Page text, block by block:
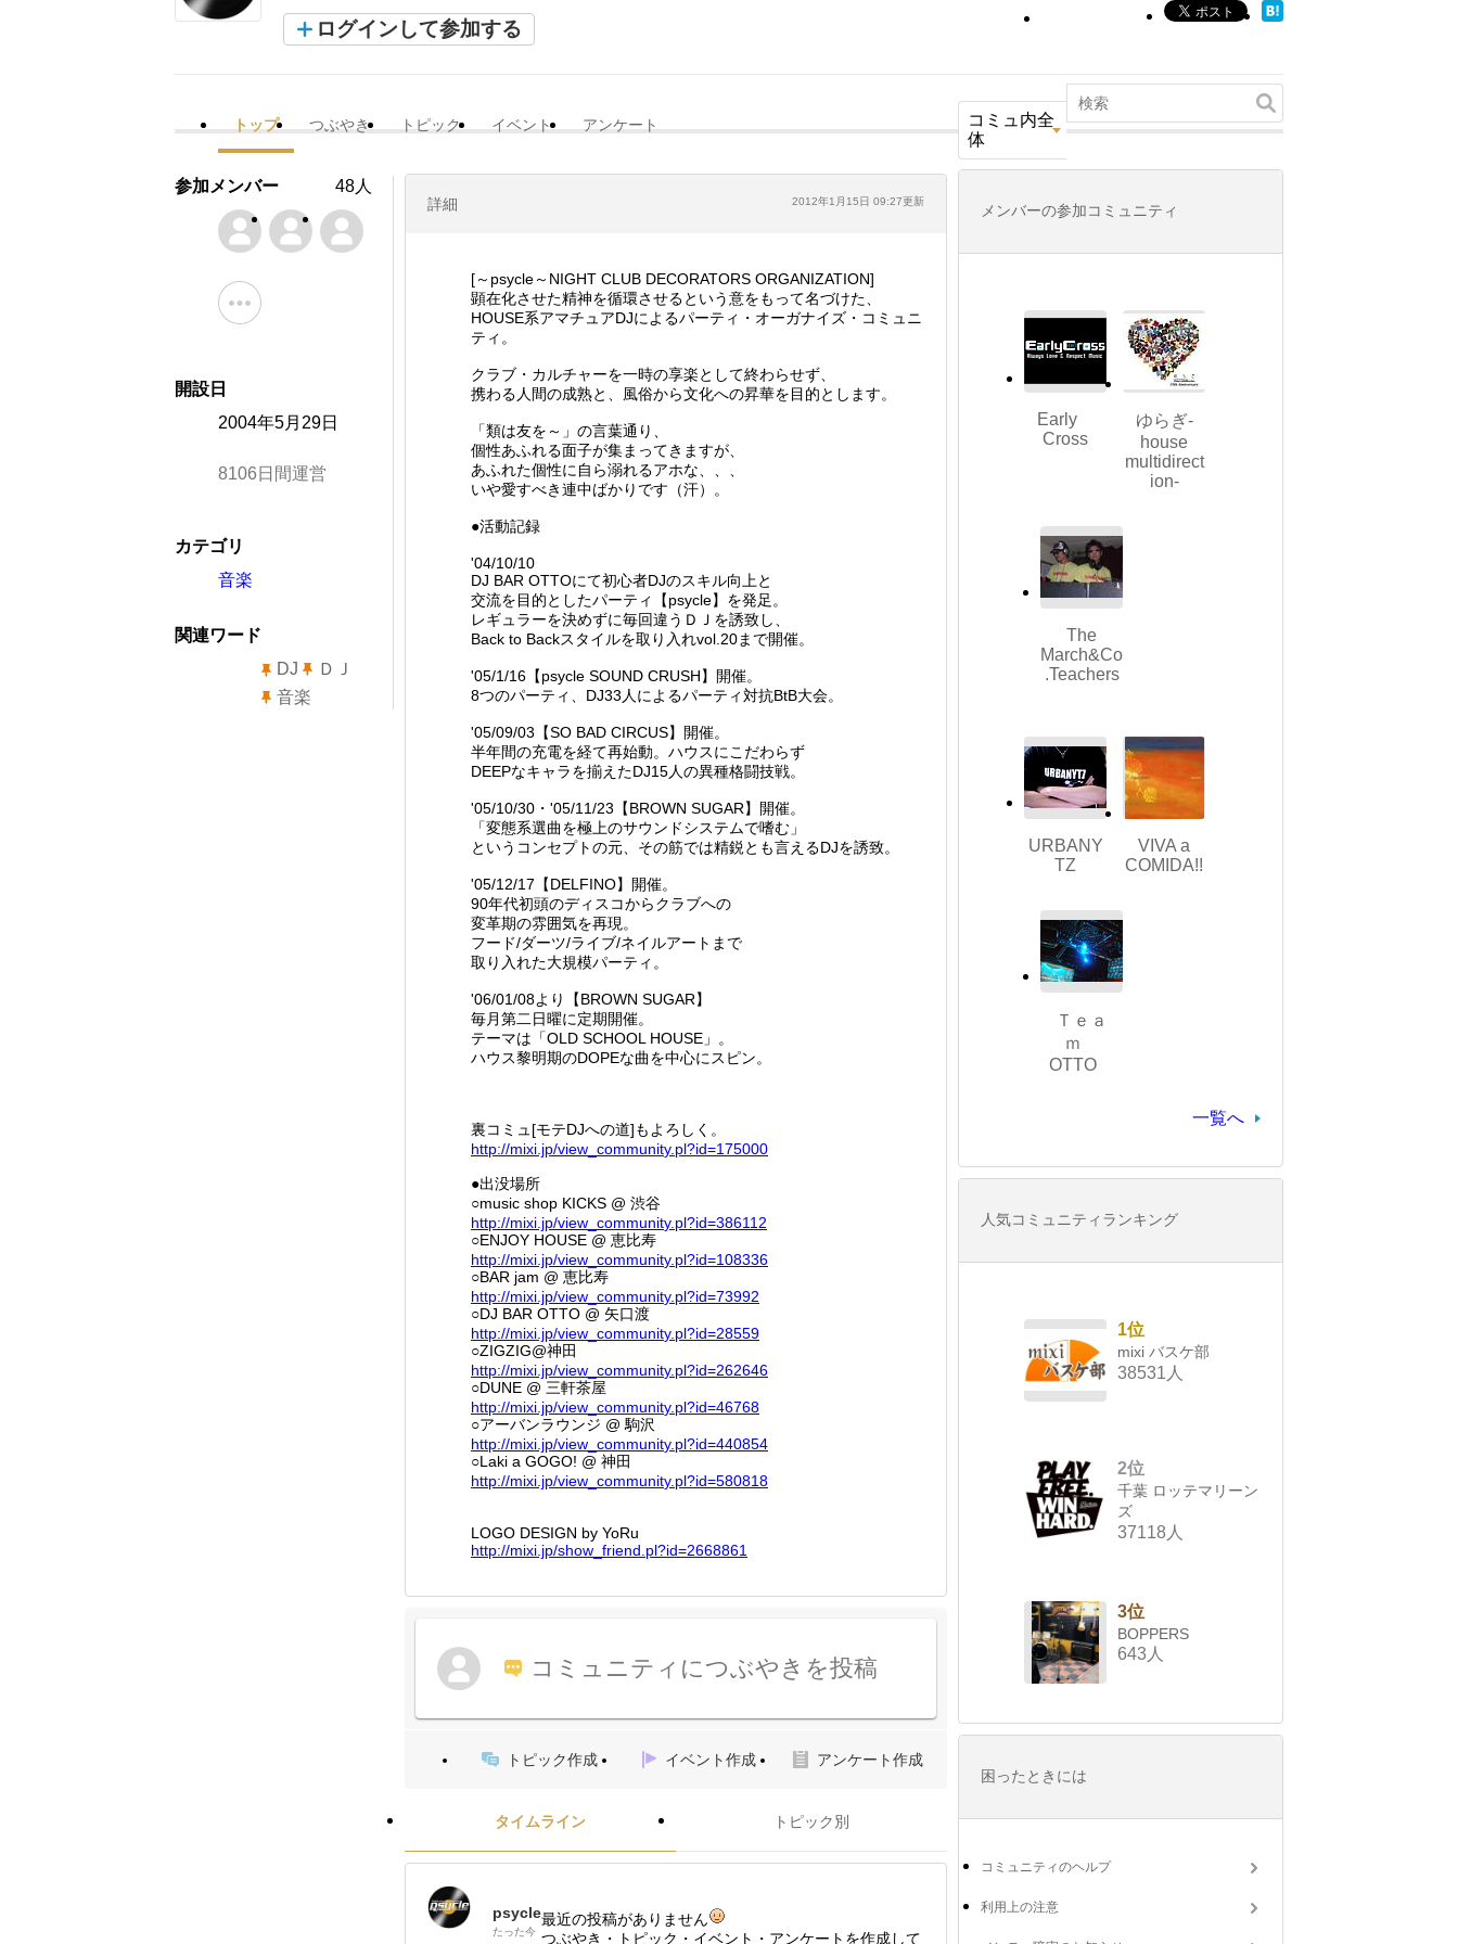
ログインして参加する
トップ つぶやき トピック イベント アンケート
コミュ内全
体
詳細 2012年1月15日 09:27更新
[～psycle～NIGHT CLUB DECORATORS ORGANIZATION]
顕在化させた精神を循環させるという意をもって名づけた、
HOUSE系アマチュアDJによるパーティ・オーガナイズ・コミュニ
ティ。
クラブ・カルチャーを一時の享楽として終わらせず、
携わる人間の成熟と、風俗から文化への昇華を目的とします。
「類は友を～」の言葉通り、
個性あふれる面子が集まってきますが、
あふれた個性に自ら溺れるアホな、、、
いや愛すべき連中ばかりです（汗）。
●活動記録
'04/10/10
DJ BAR OTTOにて初心者DJのスキル向上と
交流を目的としたパーティ【psycle】を発足。
レギュラーを決めずに毎回違うＤＪを誘致し、
Back to Backスタイルを取り入れvol.20まで開催。
'05/1/16【psycle SOUND CRUSH】開催。
8つのパーティ、DJ33人によるパーティ対抗BtB大会。
'05/09/03【SO BAD CIRCUS】開催。
半年間の充電を経て再始動。ハウスにこだわらず
DEEPなキャラを揃えたDJ15人の異種格闘技戦。
'05/10/30・'05/11/23【BROWN SUGAR】開催。
「変態系選曲を極上のサウンドシステムで嗜む」
というコンセプトの元、その筋では精鋭とも言えるDJを誘致。
'05/12/17【DELFINO】開催。
90年代初頭のディスコからクラブへの
変革期の雰囲気を再現。
フード/ダーツ/ライブ/ネイルアートまで
取り入れた大規模パーティ。
'06/01/08より【BROWN SUGAR】
毎月第二日曜に定期開催。
テーマは「OLD SCHOOL HOUSE」。
ハウス黎明期のDOPEな曲を中心にスピン。
裏コミュ[モテDJへの道]もよろしく。
http://mixi.jp/view_community.pl?id=175000
●出没場所
○music shop KICKS @ 渋谷
http://mixi.jp/view_community.pl?id=386112
○ENJOY HOUSE @ 恵比寿
http://mixi.jp/view_community.pl?id=108336
○BAR jam @ 恵比寿
http://mixi.jp/view_community.pl?id=73992
○DJ BAR OTTO @ 矢口渡
http://mixi.jp/view_community.pl?id=28559
○ZIGZIG@神田
http://mixi.jp/view_community.pl?id=262646
○DUNE @ 三軒茶屋
http://mixi.jp/view_community.pl?id=46768
○アーバンラウンジ @ 駒沢
http://mixi.jp/view_community.pl?id=440854
○Laki a GOGO! @ 神田
http://mixi.jp/view_community.pl?id=580818
LOGO DESIGN by YoRu
http://mixi.jp/show_friend.pl?id=2668861
コミュニティにつぶやきを投稿
トピック作成 イベント作成 アンケート作成
タイムライン トピック別
psycle
たった今
最近の投稿がありません
つぶやき・トピック・イベント・アンケートを作成して
参加メンバー 48人
開設日
2004年5月29日
8106日間運営
カテゴリ
音楽
関連ワード
DJ
ＤＪ
音楽
メンバーの参加コミュニティ
Early
Cross
ゆらぎ-
house
multidirect
ion-
The
March&Co
.Teachers
URBANY
TZ
VIVA a
COMIDA!!
Ｔｅａ
ｍ
OTTO
一覧へ
人気コミュニティランキング
1位
mixi バスケ部
38531人
2位
千葉 ロッテマリーン
ズ
37118人
3位
BOPPERS
643人
困ったときには
コミュニティのヘルプ
利用上の注意